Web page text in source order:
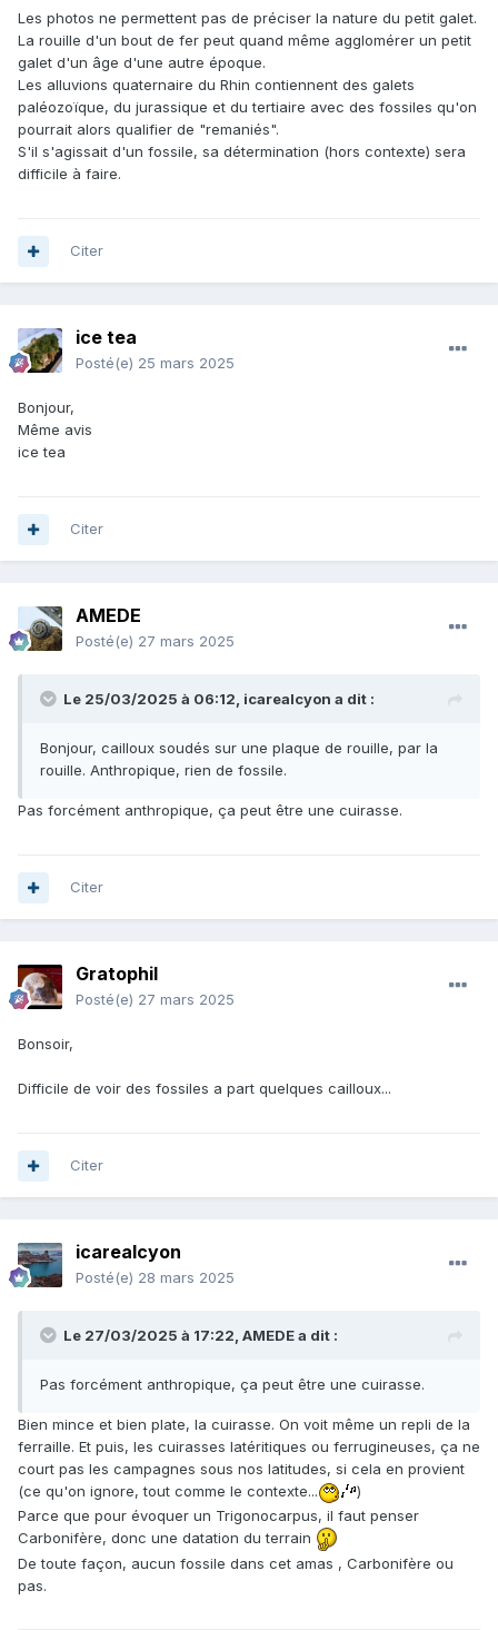
Les photos ne permettent pas de préciser la nature du petit galet.
La rouille d'un bout de fer peut quand même agglomérer un petit
galet d'un âge d'une autre époque.
Les alluvions quaternaire du Rhin contiennent des galets
paléozoïque, du jurassique et du tertiaire avec des fossiles qu'on
pourrait alors qualifier de "remaniés".
S'il s'agissait d'un fossile, sa détermination (hors contexte) sera
difficile à faire.
Citer
ice tea
Posté(e) 25 mars 2025
Bonjour,
Même avis
ice tea
Citer
AMEDE
Posté(e) 27 mars 2025
Le 25/03/2025 à 06:12, icarealcyon a dit :
Bonjour, cailloux soudés sur une plaque de rouille, par la
rouille. Anthropique, rien de fossile.
Pas forcément anthropique, ça peut être une cuirasse.
Citer
Gratophil
Posté(e) 27 mars 2025
Bonsoir,
Difficile de voir des fossiles a part quelques cailloux...
Citer
icarealcyon
Posté(e) 28 mars 2025
Le 27/03/2025 à 17:22, AMEDEa dit :
Pas forcément anthropique, ça peut être une cuirasse.
Bien mince et bien plate, la cuirasse. On voit même un repli de la
ferraille. Et puis, les cuirasses latéritiques ou ferrugineuses, ça ne
court pas les campagnes sous nos latitudes, si cela en provient
(ce qu'on ignore, tout comme le contexte...
)
Parce que pour évoquer un Trigonocarpus, il faut penser
Carbonifère, donc une datation du terrain
De toute façon, aucun fossile dans cet amas , Carbonifère ou
pas.